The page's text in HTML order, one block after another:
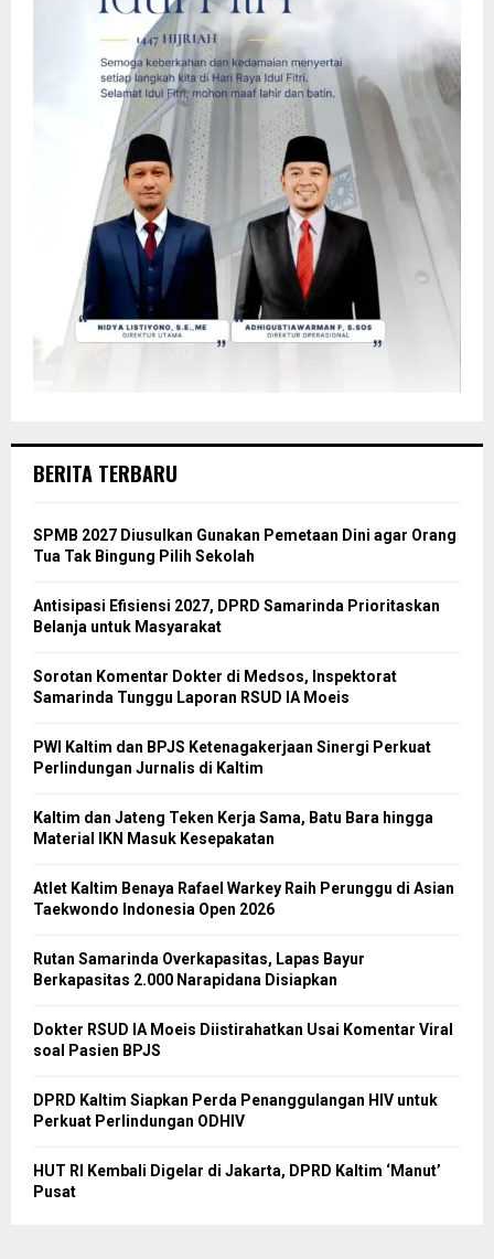
BERITA TERBARU
SPMB 2027 Diusulkan Gunakan Pemetaan Dini agar Orang
Tua Tak Bingung Pilih Sekolah
Antisipasi Efisiensi 2027, DPRD Samarinda Prioritaskan
Belanja untuk Masyarakat
Sorotan Komentar Dokter di Medsos, Inspektorat
Samarinda Tunggu Laporan RSUD IA Moeis
PWI Kaltim dan BPJS Ketenagakerjaan Sinergi Perkuat
Perlindungan Jurnalis di Kaltim
Kaltim dan Jateng Teken Kerja Sama, Batu Bara hingga
Material IKN Masuk Kesepakatan
Atlet Kaltim Benaya Rafael Warkey Raih Perunggu di Asian
Taekwondo Indonesia Open 2026
Rutan Samarinda Overkapasitas, Lapas Bayur
Berkapasitas 2.000 Narapidana Disiapkan
Dokter RSUD IA Moeis Diistirahatkan Usai Komentar Viral
soal Pasien BPJS
DPRD Kaltim Siapkan Perda Penanggulangan HIV untuk
Perkuat Perlindungan ODHIV
HUT RI Kembali Digelar di Jakarta, DPRD Kaltim ‘Manut’
Pusat